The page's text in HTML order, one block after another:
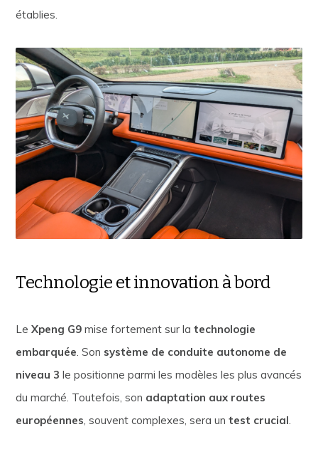
établies.
Technologie et innovation à bord
LeXpeng G9 mise fortement sur latechnologie
embarquée. Son système de conduite autonome de
niveau 3 le positionne parmi les modèles les plus avancés
du marché. Toutefois, son adaptation aux routes
européennes, souvent complexes, sera untest crucial.